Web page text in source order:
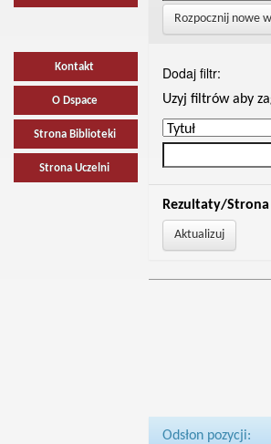
Kontakt
O Dspace
Strona Biblioteki
Strona Uczelni
Rozpocznij nowe
Dodaj filtr:
Uzyj filtrów aby
Rezultaty/Strona
Odsłon pozycji: